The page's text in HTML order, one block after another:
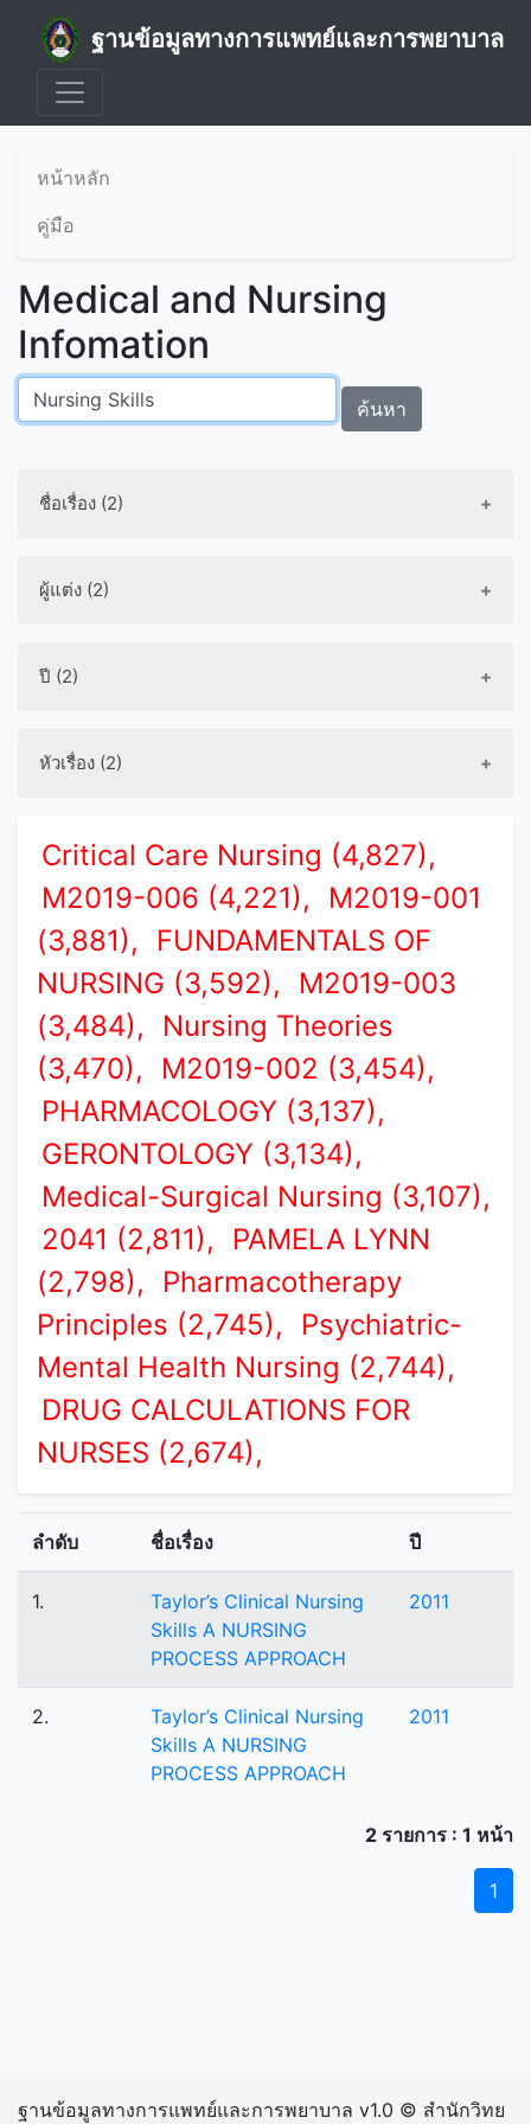
ฐานข้อมูลทางการแพทย์และการพยาบาล
หน้าหลัก
คู่มือ
Medical and Nursing
Infomation
ค้นหา
ชื่อเรื่อง (2)
ผู้แต่ง (2)
ปี (2)
หัวเรื่อง (2)
Critical Care Nursing (4,827),
M2019-006 (4,221),
M2019-001
(3,881),
FUNDAMENTALS OF
NURSING (3,592),
M2019-003
(3,484),
Nursing Theories
(3,470),
M2019-002 (3,454),
PHARMACOLOGY (3,137),
GERONTOLOGY (3,134),
Medical-Surgical Nursing (3,107),
2041 (2,811),
PAMELA LYNN
(2,798),
Pharmacotherapy
Principles (2,745),
Psychiatric-
Mental Health Nursing (2,744),
DRUG CALCULATIONS FOR
NURSES (2,674),
ลำดับ ชื่อเรื่อง ปี
1.
Taylor’s Clinical Nursing
Skills A NURSING
PROCESS APPROACH
2011
2.
Taylor’s Clinical Nursing
Skills A NURSING
PROCESS APPROACH
2011
2 รายการ : 1 หน้า
1
ฐานข้อมูลทางการแพทย์และการพยาบาล v1.0 © สำนักวิทย